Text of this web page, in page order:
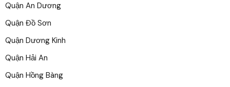
Quận An Dương
Quận Đồ Sơn
Quận Dương Kinh
Quận Hải An
Quận Hồng Bàng